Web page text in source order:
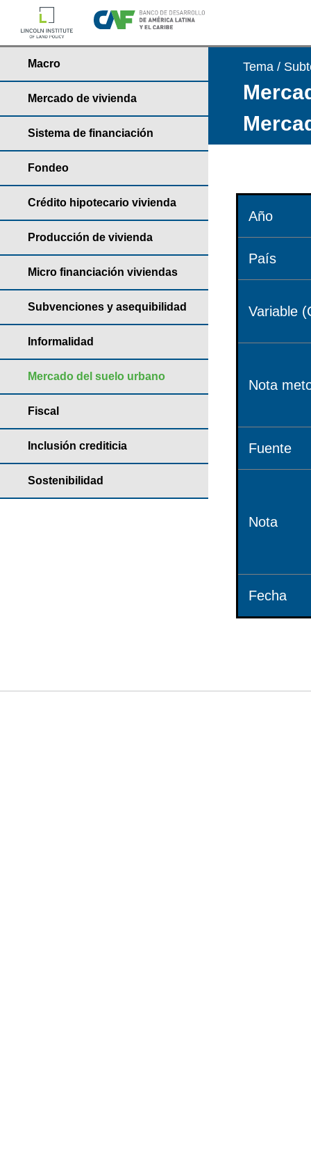
Macro
Mercado de vivienda
Sistema de financiación
Fondeo
Crédito hipotecario vivienda
Producción de vivienda
Micro financiación viviendas
Subvenciones y asequibilidad
Informalidad
Mercado del suelo urbano
Fiscal
Inclusión crediticia
Sostenibilidad
Tema /
Año
País
Variable
Nota
Fuente
Nota
Fecha